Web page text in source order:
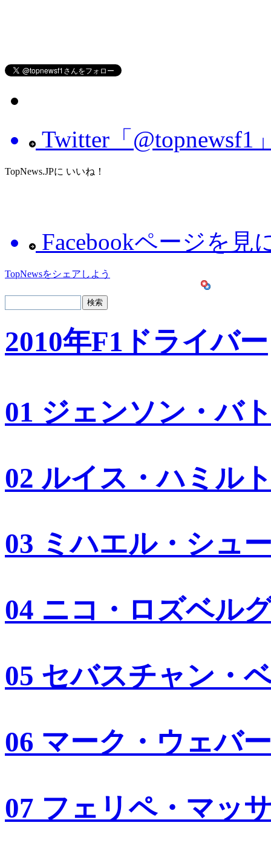
Twitter「@topnewsf1
TopNews.JPに いいね！
Facebookページを見
TopNewsをシェアしよう
2010年F1ドライバー
01 ジェンソン・バ
02 ルイス・ハミル
03 ミハエル・シュ
04 ニコ・ロズベル
05 セバスチャン・
06 マーク・ウェバー
07 フェリペ・マッ